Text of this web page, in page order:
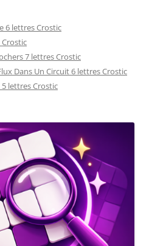
6 lettres Crostic
7 lettres Crostic
Dans Un Circuit 6 lettres Crostic
lettres Crostic